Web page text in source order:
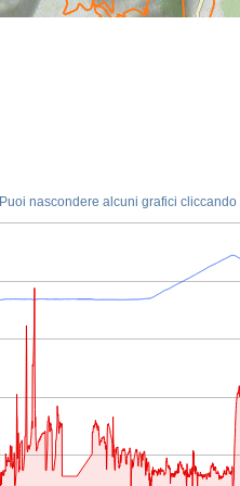
Puoi nascondere alcuni grafici